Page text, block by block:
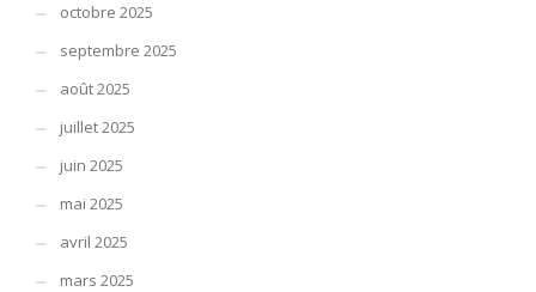
octobre 2025
septembre 2025
août 2025
juillet 2025
juin 2025
mai 2025
avril 2025
mars 2025